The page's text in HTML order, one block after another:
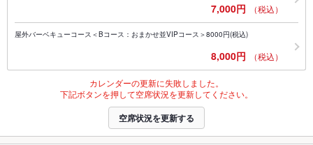
7,000円 （税込）
屋外バーベキューコース＜Bコース：おまかせ並VIPコース＞8000円(税込)
8,000円 （税込）
カレンダーの更新に失敗しました。
下記ボタンを押して空席状況を更新してください。
空席状況を更新する